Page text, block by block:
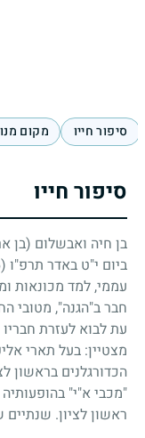
סיפור חייו מקום
סיפור חייו
בן חיה ואבשלום (בן
ביום י"ט באדר תרפ"ו (5.3.1926)
עממי, למד מכונאות
חבר ב"הגנה", מטובי
עת לבוא לעזרת
מצטיין: בעל תארי
הכדורגלנים בראשון
"מכבי א"י"
ראשון לציון. שנתיים